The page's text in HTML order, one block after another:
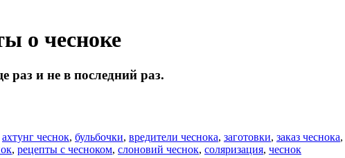
о чесноке
раз и не в последний раз.
ахтунг чеснок, бульбочки, вредители чеснока, заготовки, заказ чеснока,
, рецепты с чесноком, слоновий чеснок, соляризация, чеснок